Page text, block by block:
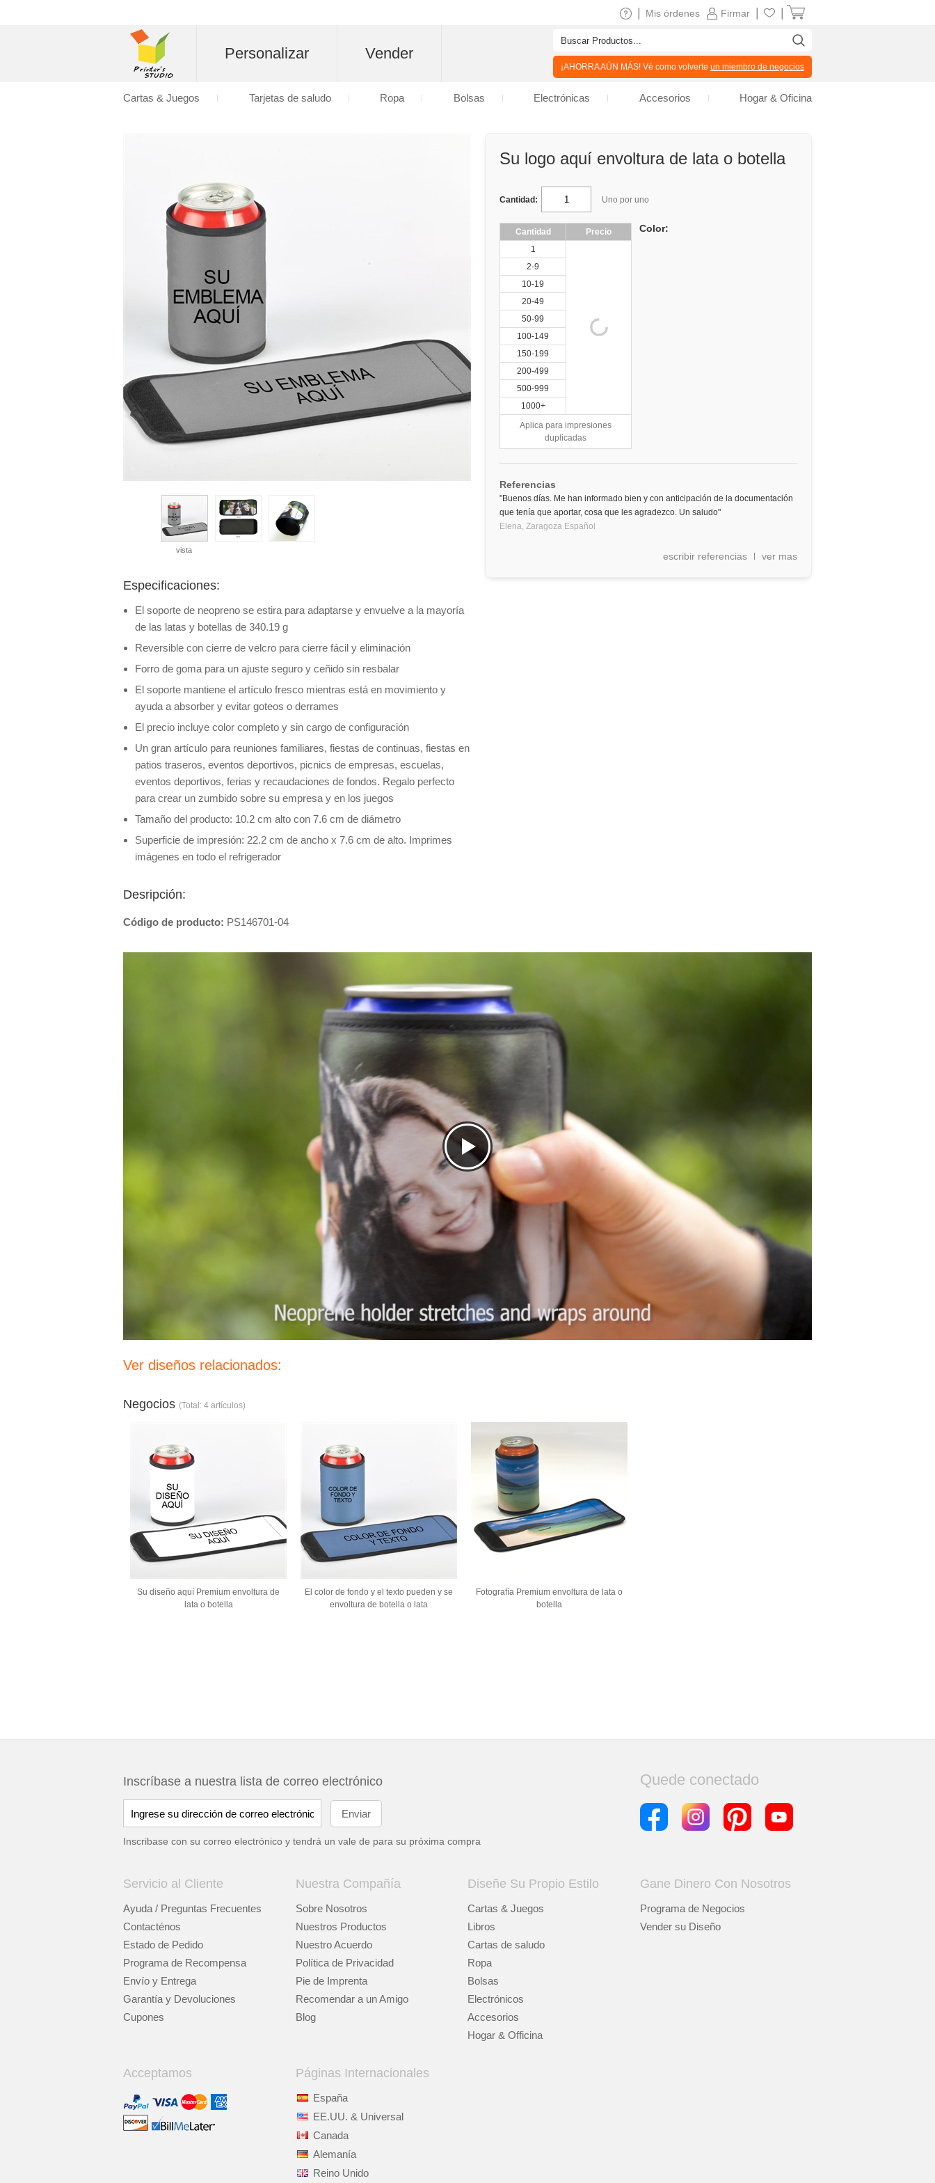
Su logo aquí envoltura de lata o botella
Cantidad: Uno por uno
Cantidad
Precio
1
2-9
10-19
20-49
50-99
100-149
150-199
200-499
500-999
1000+
Aplica para impresiones
duplicadas
Color:
Referencias
"Buenos días. Me han informado bien y con anticipación de la documentación
que tenía que aportar, cosa que les agradezco. Un saludo"
Elena, Zaragoza Español
escribir referencias ver mas
vista
Especificaciones:
El soporte de neopreno se estira para adaptarse y envuelve a la mayoría
de las latas y botellas de 340.19 g
Reversible con cierre de velcro para cierre fácil y eliminación
Forro de goma para un ajuste seguro y ceñido sin resbalar
El soporte mantiene el artículo fresco mientras está en movimiento y
ayuda a absorber y evitar goteos o derrames
El precio incluye color completo y sin cargo de configuración
Un gran artículo para reuniones familiares, fiestas de continuas, fiestas en
patios traseros, eventos deportivos, picnics de empresas, escuelas,
eventos deportivos, ferias y recaudaciones de fondos. Regalo perfecto
para crear un zumbido sobre su empresa y en los juegos
Tamaño del producto: 10.2 cm alto con 7.6 cm de diámetro
Superficie de impresión: 22.2 cm de ancho x 7.6 cm de alto. Imprimes
imágenes en todo el refrigerador
Desripción:
Código de producto: PS146701-04
Ver diseños relacionados:
Negocios (Total: 4 artículos)
Su diseño aquí Premium envoltura de
lata o botella
El color de fondo y el texto pueden y se
envoltura de botella o lata
Fotografía Premium envoltura de lata o
botella
Inscríbase a nuestra lista de correo electrónico
Inscribase con su correo electrónico y tendrá un vale de para su próxima compra
Quede conectado
Servicio al Cliente
Ayuda / Preguntas Frecuentes
Contacténos
Estado de Pedido
Programa de Recompensa
Envío y Entrega
Garantía y Devoluciones
Cupones
Nuestra Compañía
Sobre Nosotros
Nuestros Productos
Nuestro Acuerdo
Política de Privacidad
Pie de Imprenta
Recomendar a un Amigo
Blog
Diseñe Su Propio Estilo
Cartas & Juegos
Libros
Cartas de saludo
Ropa
Bolsas
Electrónicos
Accesorios
Hogar & Officina
Gane Dinero Con Nosotros
Programa de Negocios
Vender su Diseño
Acceptamos Páginas Internacionales
España
EE.UU. & Universal
Canada
Alemanía
Reino Unido
Firmar
Mis órdenes
Personalizar Vender
¡AHORRA AÚN MÁS! Vé como volverte un miembro de negocios
Cartas & Juegos Tarjetas de saludo Ropa Bolsas Electrónicas Accesorios Hogar & Oficina